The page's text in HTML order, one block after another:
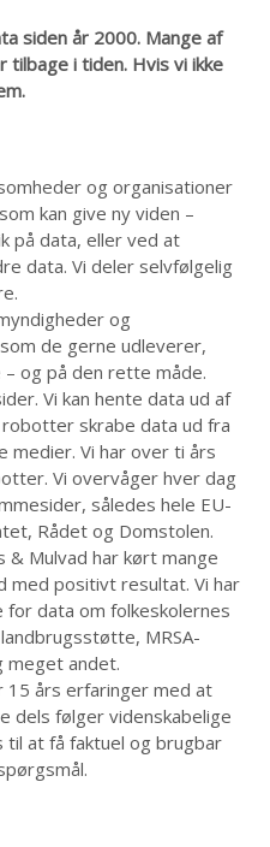
siden år 2000. Mange af
i tiden. Hvis vi ikke
og organisationer
kan give ny viden –
på data, eller ved at
data. Vi deler selvfølgelig
og
de gerne udleverer,
og på den rette måde.
Vi kan hente data ud af
skrabe data ud fra
medier. Vi har over ti års
Vi overvåger hver dag
således hele EU-
Rådet og Domstolen.
& Mulvad har kørt mange
med positivt resultat. Vi har
data om folkeskolernes
MRSA-
meget andet.
15 års erfaringer med at
dels følger videnskabelige
til at få faktuel og brugbar